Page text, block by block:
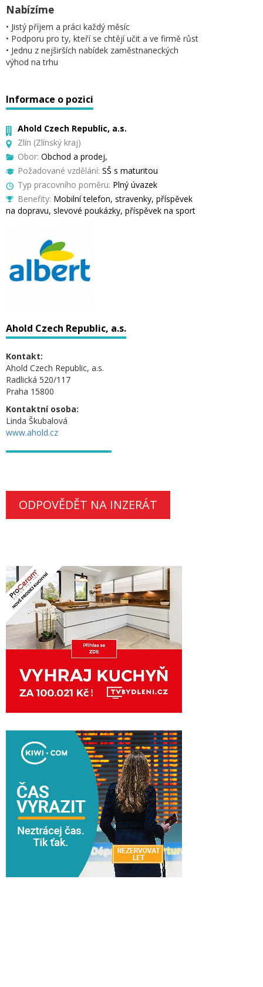
Nabízíme
• Jistý příjem a práci každý měsíc
• Podporu pro ty, kteří se chtějí učit a ve firmě růst
• Jednu z nejširších nabídek zaměstnaneckých
výhod na trhu
Informace o pozici
Ahold Czech Republic, a.s.
Zlín (Zlínský kraj)
Obor: Obchod a prodej,
Požadované vzdělání: SŠ s maturitou
Typ pracovního poměru: Plný úvazek
Benefity: Mobilní telefon, stravenky, příspěvek
na dopravu, slevové poukázky, příspěvek na sport
Ahold Czech Republic, a.s.
Kontakt:
Ahold Czech Republic, a.s.
Radlická 520/117
Praha 15800
Kontaktní osoba:
Linda Škubalová
www.ahold.cz
ODPOVĚDĚT NA INZERÁT